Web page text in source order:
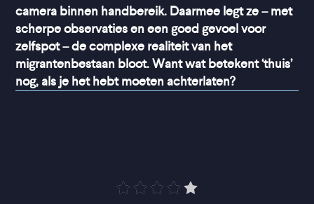
camera binnen handbereik. Daarmee legt ze – met
scherpe observaties en een goed gevoel voor
zelfspot – de complexe realiteit van het
migrantenbestaan bloot. Want wat betekent ‘thuis’
nog, als je het hebt moeten achterlaten?